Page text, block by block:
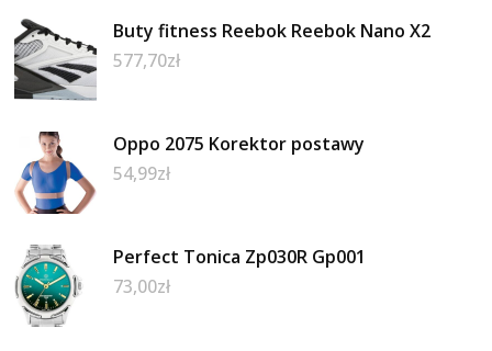
Buty fitness Reebok Reebok Nano X2
577,70zł
Oppo 2075 Korektor postawy
54,99zł
Perfect Tonica Zp030R Gp001
73,00zł